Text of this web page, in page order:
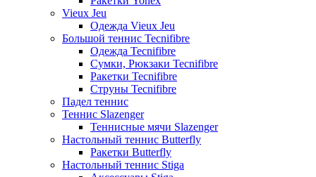
Vieux Jeu
Одежда Vieux Jeu
Большой теннис Tecnifibre
Одежда Tecnifibre
Сумки, Рюкзаки Tecnifibre
Ракетки Tecnifibre
Струны Tecnifibre
Падел теннис
Теннис Slazenger
Теннисные мячи Slazenger
Настольный теннис Butterfly
Ракетки Butterfly
Настольный теннис Stiga